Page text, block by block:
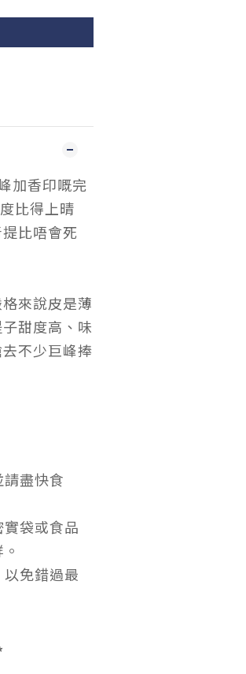
加香印嘅完
比得上晴
比唔會死
來說皮是薄
甜度高、味
不少巨峰捧
盡快食
袋或食品
免錯過最